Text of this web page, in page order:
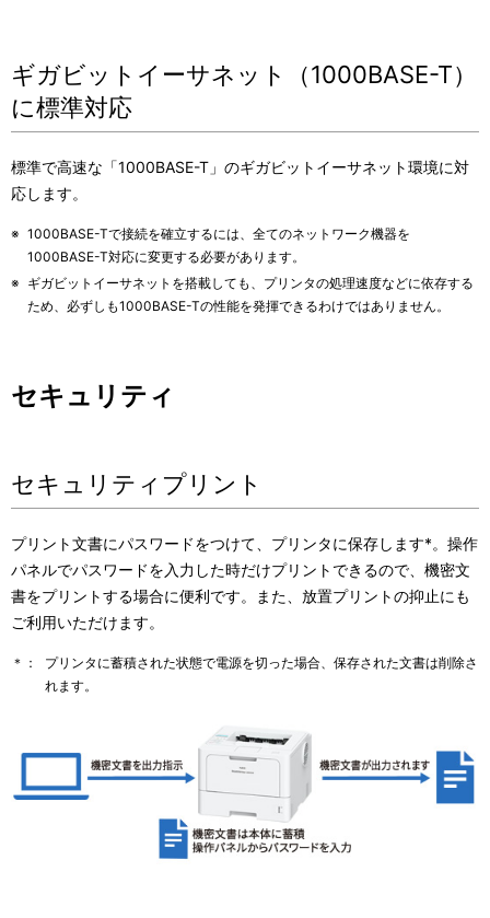
ギガビットイーサネット（1000BASE-T）
に標準対応
標準で高速な「1000BASE-T」のギガビットイーサネット環境に対
応します。
※ 1000BASE-Tで接続を確立するには、全てのネットワーク機器を
1000BASE-T対応に変更する必要があります。
※ ギガビットイーサネットを搭載しても、プリンタの処理速度などに依存する
ため、必ずしも1000BASE-Tの性能を発揮できるわけではありません。
セキュリティ
セキュリティプリント
プリント文書にパスワードをつけて、プリンタに保存します*。操作
パネルでパスワードを入力した時だけプリントできるので、機密文
書をプリントする場合に便利です。また、放置プリントの抑止にも
ご利用いただけます。
＊：
プリンタに蓄積された状態で電源を切った場合、保存された文書は削除さ
れます。